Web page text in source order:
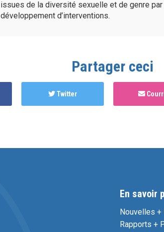
issues de la diversité sexuelle et de genre
développement d’interventions.
Partager ceci
Twitter
En savoir
Nouvelles +
Rapports +